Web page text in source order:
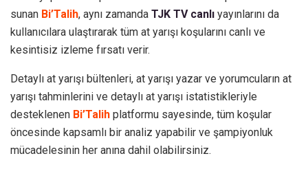
sunan Bi’Talih, aynı zamanda TJK TV canlı yayınlarını da
kullanıcılara ulaştırarak tüm at yarışı koşularını canlı ve
kesintisiz izleme fırsatı verir.
Detaylı at yarışı bültenleri, at yarışı yazar ve yorumcuların at
yarışı tahminlerini ve detaylı at yarışı istatistikleriyle
desteklenen Bi’Talih platformu sayesinde, tüm koşular
öncesinde kapsamlı bir analiz yapabilir ve şampiyonluk
mücadelesinin her anına dahil olabilirsiniz.